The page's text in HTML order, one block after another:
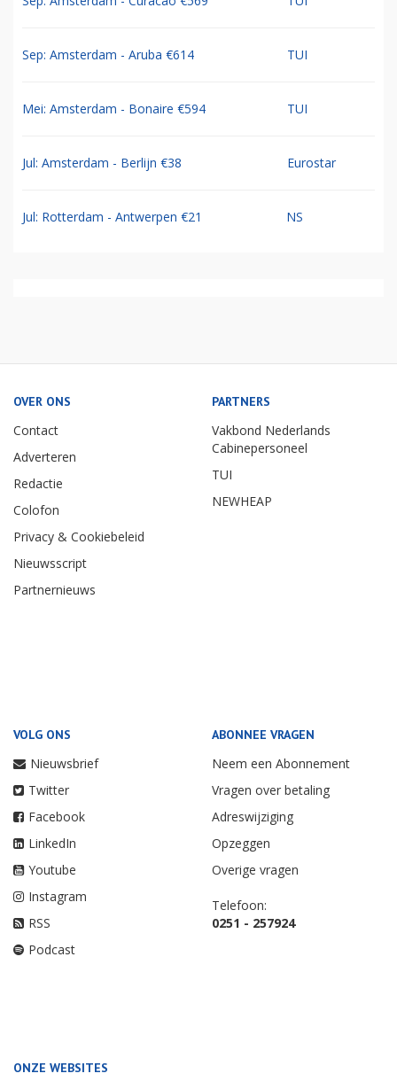
Sep: Amsterdam - Aruba €614 TUI
Mei: Amsterdam - Bonaire €594 TUI
Jul: Amsterdam - Berlijn €38 Eurostar
Jul: Rotterdam - Antwerpen €21 NS
OVER ONS
Contact
Adverteren
Redactie
Colofon
Privacy & Cookiebeleid
Nieuwsscript
Partnernieuws
PARTNERS
Vakbond Nederlands
Cabinepersoneel
TUI
NEWHEAP
VOLG ONS
Nieuwsbrief
Twitter
Facebook
LinkedIn
Youtube
Instagram
RSS
Podcast
ABONNEE VRAGEN
Neem een Abonnement
Vragen over betaling
Adreswijziging
Opzeggen
Overige vragen
Telefoon:
0251 - 257924
ONZE WEBSITES